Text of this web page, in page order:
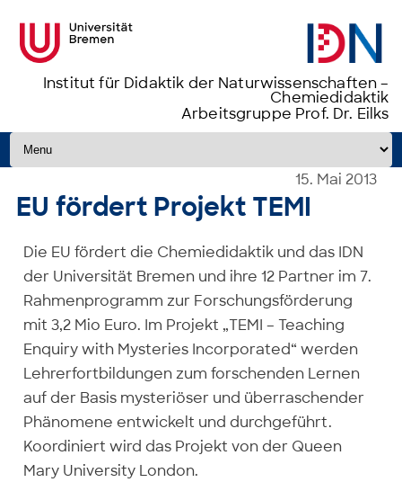
Institut für Didaktik der Naturwissenschaften –
Chemiedidaktik
Arbeitsgruppe Prof. Dr. Eilks
Zum Inhalt springen
15. Mai 2013
EU fördert Projekt TEMI
Die EU fördert die Chemiedidaktik und das IDN
der Universität Bremen und ihre 12 Partner im 7.
Rahmenprogramm zur Forschungsförderung
mit 3,2 Mio Euro. Im Projekt „TEMI – Teaching
Enquiry with Mysteries Incorporated“ werden
Lehrerfortbildungen zum forschenden Lernen
auf der Basis mysteriöser und überraschender
Phänomene entwickelt und durchgeführt.
Koordiniert wird das Projekt von der Queen
Mary University London.